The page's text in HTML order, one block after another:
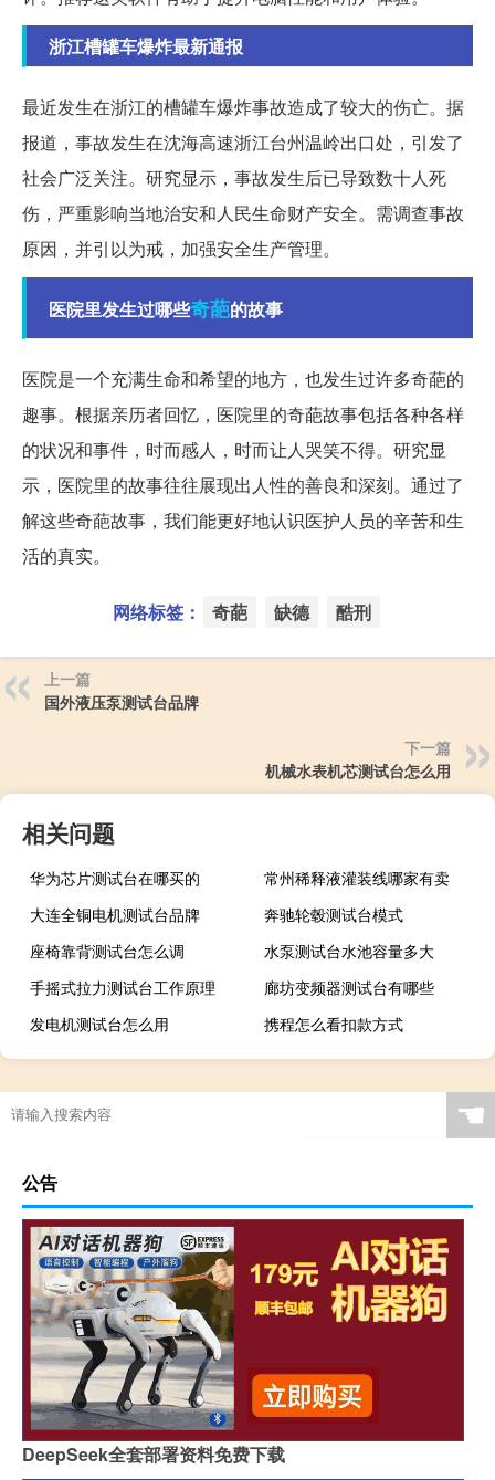
浙江槽罐车爆炸最新通报
最近发生在浙江的槽罐车爆炸事故造成了较大的伤亡。据
报道，事故发生在沈海高速浙江台州温岭出口处，引发了
社会广泛关注。研究显示，事故发生后已导致数十人死
伤，严重影响当地治安和人民生命财产安全。需调查事故
原因，并引以为戒，加强安全生产管理。
医院里发生过哪些奇葩的故事
医院是一个充满生命和希望的地方，也发生过许多奇葩的
趣事。根据亲历者回忆，医院里的奇葩故事包括各种各样
的状况和事件，时而感人，时而让人哭笑不得。研究显
示，医院里的故事往往展现出人性的善良和深刻。通过了
解这些奇葩故事，我们能更好地认识医护人员的辛苦和生
活的真实。
网络标签： 奇葩 缺德 酷刑
上一篇
国外液压泵测试台品牌
下一篇
机械水表机芯测试台怎么用
相关问题
华为芯片测试台在哪买的
常州稀释液灌装线哪家有卖
大连全铜电机测试台品牌
奔驰轮毂测试台模式
座椅靠背测试台怎么调
水泵测试台水池容量多大
手摇式拉力测试台工作原理
廊坊变频器测试台有哪些
发电机测试台怎么用
携程怎么看扣款方式
☚
公告
DeepSeek全套部署资料免费下载